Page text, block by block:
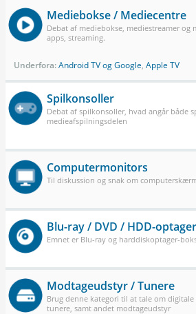
Mediebokse / Mediecentre
Debat af mediebokse, mediestreamer og
apps, streaming.
Underfora:Android TV og Google, Apple TV
Spilkonsoller
Debat af spilkonsoller, hvad angår både
medieafspilningsdelen
Computermonitors
Til diskussion og snak om
Blu-ray / DVD / HDD-
Emnet er Blu-ray og harddiskoptager-
Modtageudstyr / Tunere
Brug denne kategori til at tale om digitale
tunere, samt andet modtageudstyr